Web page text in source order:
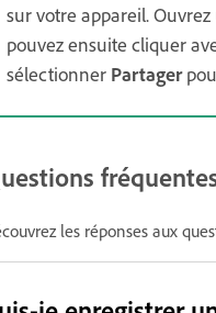
sur votre appareil.
pouvez ensuite cliquer
sélectionner Partager
les réponses aux